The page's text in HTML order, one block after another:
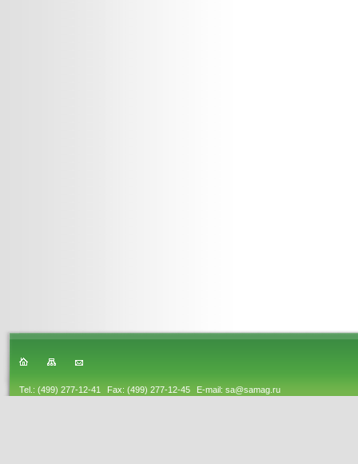
Tel.: (499) 277-12-41 Fax: (499) 277-12-45 E-mail: sa@samag.ru